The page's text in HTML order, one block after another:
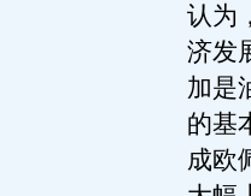
认为
济发
加是
的基
成欧